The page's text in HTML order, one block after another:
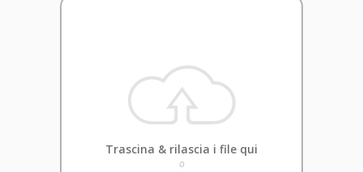
Trascina & rilascia i file qui
o